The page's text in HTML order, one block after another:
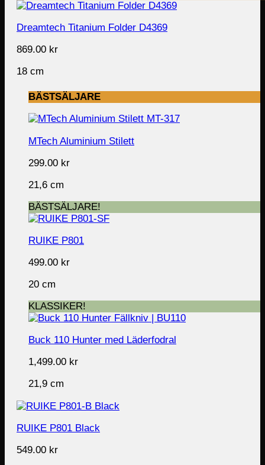
Dreamtech Titanium Folder D4369
869.00 kr
18 cm
BÄSTSÄLJARE
MTech Aluminium Stilett
299.00 kr
21,6 cm
BÄSTSÄLJARE!
RUIKE P801
499.00 kr
20 cm
KLASSIKER!
Buck 110 Hunter med Läderfodral
1,499.00 kr
21,9 cm
RUIKE P801 Black
549.00 kr